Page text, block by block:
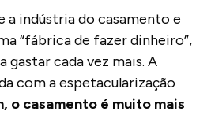
a indústria do casamento e
“fábrica de fazer dinheiro”,
gastar cada vez mais. A
com a espetacularização
o casamento é muito mais